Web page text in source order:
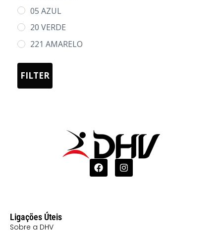
05 AZUL
20 VERDE
221 AMARELO
FLUOR
55 AZUL
FILTER
Ligações Úteis
Sobre a DHV